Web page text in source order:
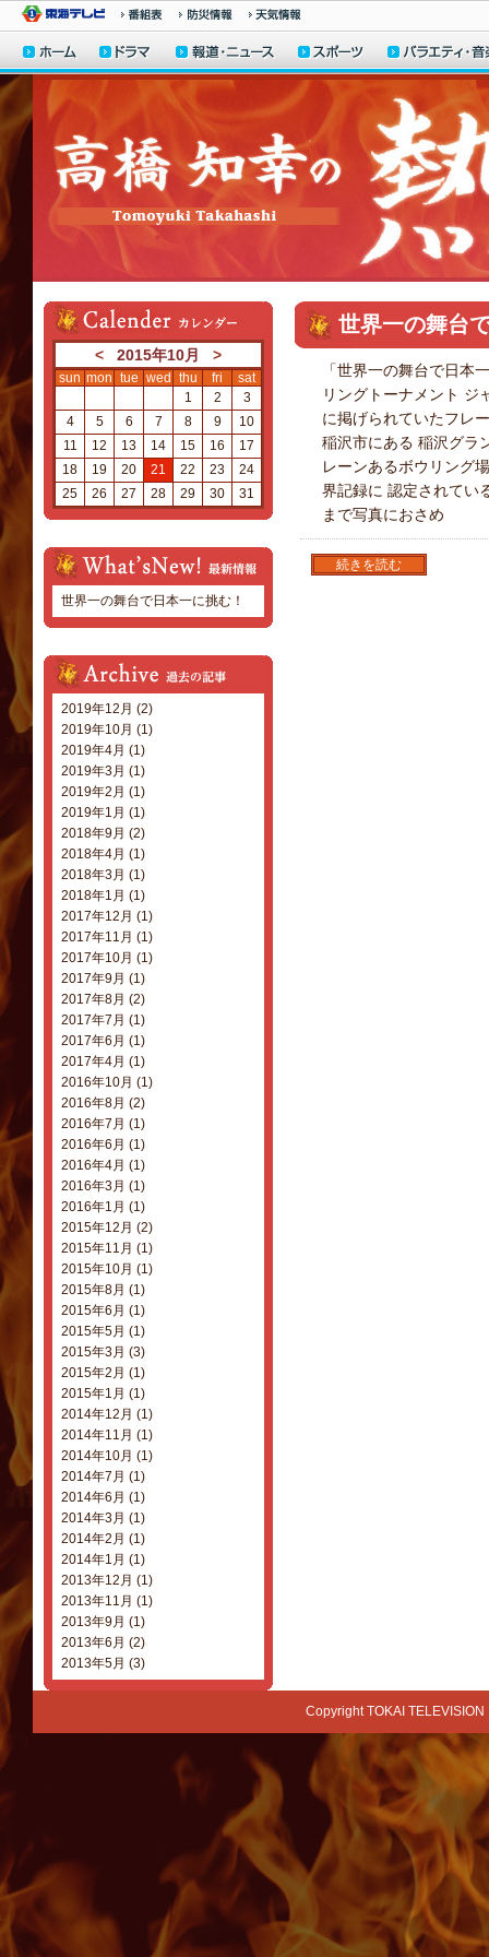
世界一の舞台
「世界一の舞台で日本
リングトーナメント ジ
に掲げられていたフレ
稲沢市にある 稲沢グラ
レーンあるボウリング
界記録に 認定されてい
まで写真におさめ
続きを読む
< 2015年10月 >
sun mon tue wed thu fri
sat
1
2
3
4
5 6 7 8 9
10
11
12 13 14 15 16
17
18
19 20 21 22 23
24
25
26 27 28 29 30 31
世界一の舞台で日本一に挑む！
2019年12月 (2)
2019年10月 (1)
2019年4月 (1)
2019年3月 (1)
2019年2月 (1)
2019年1月 (1)
2018年9月 (2)
2018年4月 (1)
2018年3月 (1)
2018年1月 (1)
2017年12月 (1)
2017年11月 (1)
2017年10月 (1)
2017年9月 (1)
2017年8月 (2)
2017年7月 (1)
2017年6月 (1)
2017年4月 (1)
2016年10月 (1)
2016年8月 (2)
2016年7月 (1)
2016年6月 (1)
2016年4月 (1)
2016年3月 (1)
2016年1月 (1)
2015年12月 (2)
2015年11月 (1)
2015年10月 (1)
2015年8月 (1)
2015年6月 (1)
2015年5月 (1)
2015年3月 (3)
2015年2月 (1)
2015年1月 (1)
2014年12月 (1)
2014年11月 (1)
2014年10月 (1)
2014年7月 (1)
2014年6月 (1)
2014年3月 (1)
2014年2月 (1)
2014年1月 (1)
2013年12月 (1)
2013年11月 (1)
2013年9月 (1)
2013年6月 (2)
2013年5月 (3)
Copyright TOKAI